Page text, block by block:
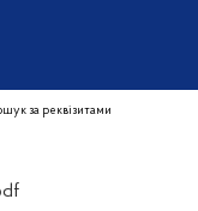
за реквізитами